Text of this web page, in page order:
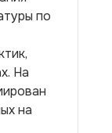
по
На
на